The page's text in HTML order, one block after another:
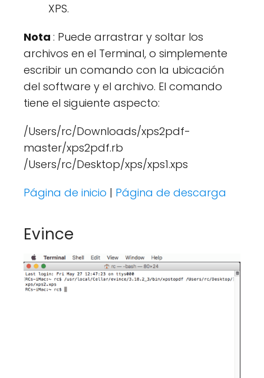
XPS.
Nota : Puede arrastrar y soltar los
archivos en el Terminal, o simplemente
escribir un comando con la ubicación
del software y el archivo. El comando
tiene el siguiente aspecto:
/Users/rc/Downloads/xps2pdf-
master/xps2pdf.rb
/Users/rc/Desktop/xps/xps1.xps
Página de inicio | Página de descarga
Evince